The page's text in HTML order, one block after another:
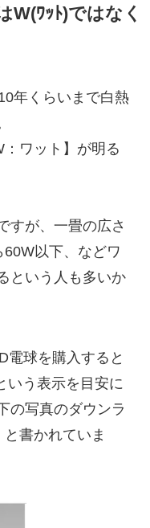
W(ﾜｯﾄ)ではなく
年くらいまで白熱
ワット】が明る
すが、一畳の広さ
以下、などワ
という人も多いか
電球を購入すると
いう表示を目安に
の写真のダウンラ
書かれていま